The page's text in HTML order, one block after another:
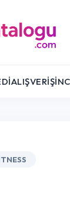
ALIŞVERIŞ